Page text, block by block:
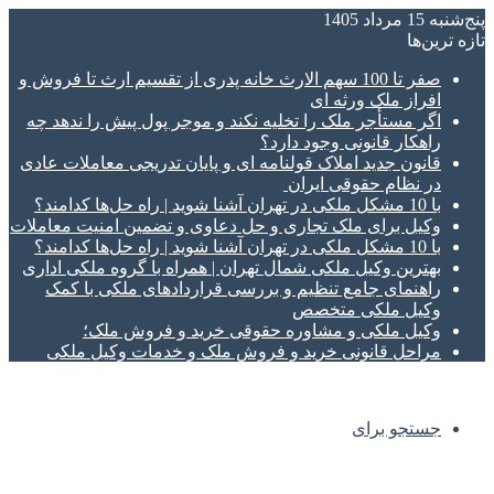
پنج‌شنبه 15 مرداد 1405
تازه‌ ترین‌ها
صفر تا 100 سهم الارث خانه پدری از تقسیم ارث تا فروش و
افراز ملک ورثه ای
اگر مستأجر ملک را تخلیه نکند و موجر پول پیش را ندهد چه
راهکار قانونی وجود دارد؟
قانون جدید املاک قولنامه ای و پایان تدریجی معاملات عادی
در نظام حقوقی ایران
با 10 مشکل ملکی در تهران آشنا شوید | راه حل‌ها کدامند؟
وکیل برای ملک تجاری و حل دعاوی و تضمین امنیت معاملات
با 10 مشکل ملکی در تهران آشنا شوید | راه حل‌ها کدامند؟
بهترین وکیل ملکی شمال تهران | همراه با گروه ملکی اداری
راهنمای جامع تنظیم و بررسی قراردادهای ملکی با کمک
وکیل ملکی متخصص
وکیل ملکی و مشاوره حقوقی خرید و فروش ملک؛
مراحل قانونی خرید و فروش ملک و خدمات وکیل ملکی
جستجو برای